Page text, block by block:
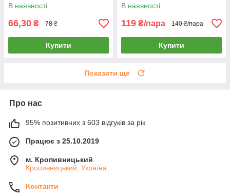
В наявності
66,30 ₴ 78 ₴
Купити
В наявності
119 ₴/пара 140 ₴/пара
Купити
Показати ще
Про нас
95% позитивних з 603 відгуків за рік
Працює з 25.10.2019
м. Кропивницький
Кропивницький, Україна
Контакти